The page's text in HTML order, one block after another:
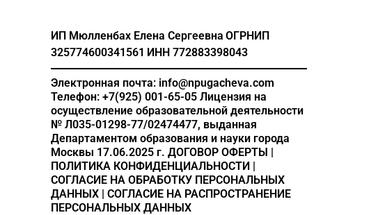
ИП Мюлленбах Елена Сергеевна ОГРНИП
325774600341561 ИНН 772883398043
Электронная почта: info@npugacheva.com
Телефон: +7(925) 001-65-05 Лицензия на
осуществление образовательной деятельности
№ Л035-01298-77/02474477, выданная
Департаментом образования и науки города
Москвы 17.06.2025 г. ДОГОВОР ОФЕРТЫ |
ПОЛИТИКА КОНФИДЕНЦИАЛЬНОСТИ|
СОГЛАСИЕ НА ОБРАБОТКУ ПЕРСОНАЛЬНЫХ
ДАННЫХ| СОГЛАСИЕ НА РАСПРОСТРАНЕНИЕ
ПЕРСОНАЛЬНЫХ ДАННЫХ